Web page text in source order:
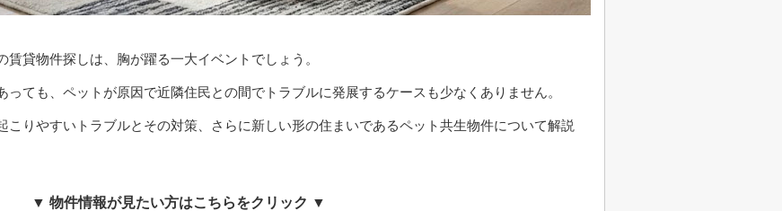
貸物件探しは、胸が躍る一大イベントでしょう。
っても、ペットが原因で近隣住民との間でトラブルに発展するケースも少なくありません。
こりやすいトラブルとその対策、さらに新しい形の住まいであるペット共生物件について解説
▼ 物件情報が見たい方はこちらをクリック ▼